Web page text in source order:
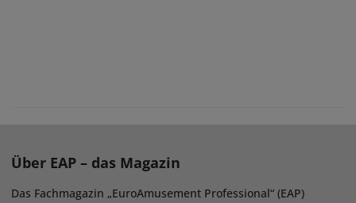
Über EAP – das Magazin
Das Fachmagazin „EuroAmusement Professional“ (EAP)